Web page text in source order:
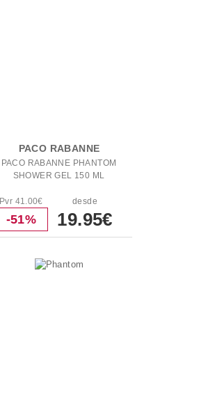
PACO RABANNE
PACO RABANNE PHANTOM
SHOWER GEL 150 ML
Pvr 41.00€
-51%
desde
19.95€